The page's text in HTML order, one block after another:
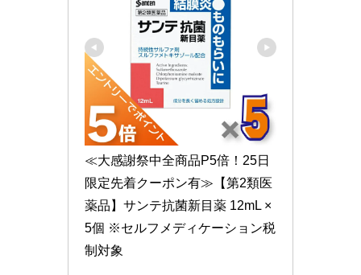
≪大感謝祭中全商品P5倍！25日
限定先着クーポン有≫【第2類医
薬品】サンテ抗菌新目薬 12mL ×
5個 ※セルフメディケーション税
制対象